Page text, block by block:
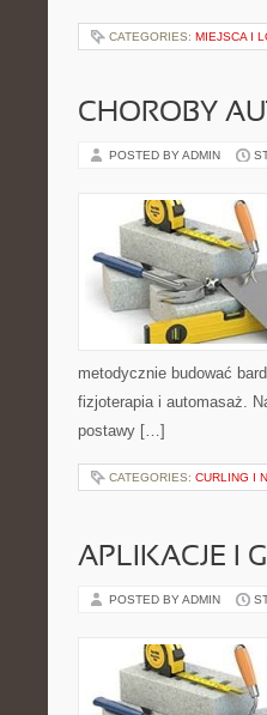
CATEGORIES: MIEJSCA I
CHOROBY
POSTED BY ADMIN
metodycznie budować
fizjoterapia i automasaż.
postawy […]
CATEGORIES: CURLING I
APLIKACJE I
POSTED BY ADMIN